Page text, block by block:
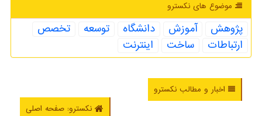
موضوع های نكسترو
پژوهش آموزش دانشگاه توسعه
تخصص
ارتباطات
ساخت اینترنت
اخبار و مطالب نکسترو
نکسترو: صفحه اصلی